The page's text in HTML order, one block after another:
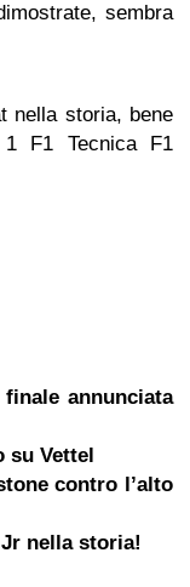
sembra
nella storia, bene
1 F1 Tecnica F1
annunciata
su Vettel
contro l’alto
nella storia!